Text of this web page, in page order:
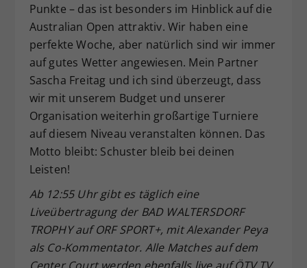
Punkte – das ist besonders im Hinblick auf die
Australian Open attraktiv. Wir haben eine
perfekte Woche, aber natürlich sind wir immer
auf gutes Wetter angewiesen. Mein Partner
Sascha Freitag und ich sind überzeugt, dass
wir mit unserem Budget und unserer
Organisation weiterhin großartige Turniere
auf diesem Niveau veranstalten können. Das
Motto bleibt: Schuster bleib bei deinen
Leisten!
Ab 12:55 Uhr gibt es täglich eine
Liveübertragung der BAD WALTERSDORF
TROPHY auf ORF SPORT+, mit Alexander Peya
als Co-Kommentator. Alle Matches auf dem